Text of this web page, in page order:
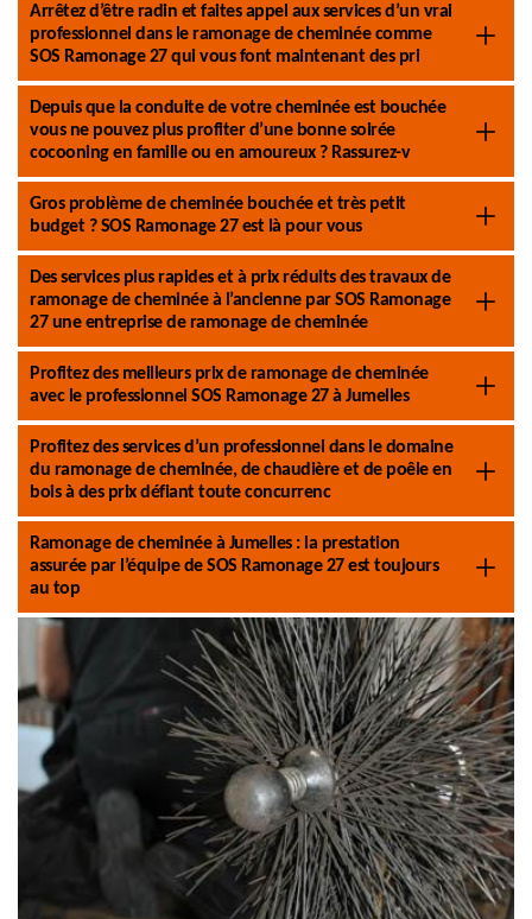
Arrêtez d’être radin et faites appel aux services d’un vrai
professionnel dans le ramonage de cheminée comme
SOS Ramonage 27 qui vous font maintenant des pri
Depuis que la conduite de votre cheminée est bouchée
vous ne pouvez plus profiter d’une bonne soirée
cocooning en famille ou en amoureux ? Rassurez-v
Gros problème de cheminée bouchée et très petit
budget ? SOS Ramonage 27 est là pour vous
Des services plus rapides et à prix réduits des travaux de
ramonage de cheminée à l’ancienne par SOS Ramonage
27 une entreprise de ramonage de cheminée
Profitez des meilleurs prix de ramonage de cheminée
avec le professionnel SOS Ramonage 27 à Jumelles
Profitez des services d’un professionnel dans le domaine
du ramonage de cheminée, de chaudière et de poêle en
bois à des prix défiant toute concurrenc
Ramonage de cheminée à Jumelles : la prestation
assurée par l’équipe de SOS Ramonage 27 est toujours
au top